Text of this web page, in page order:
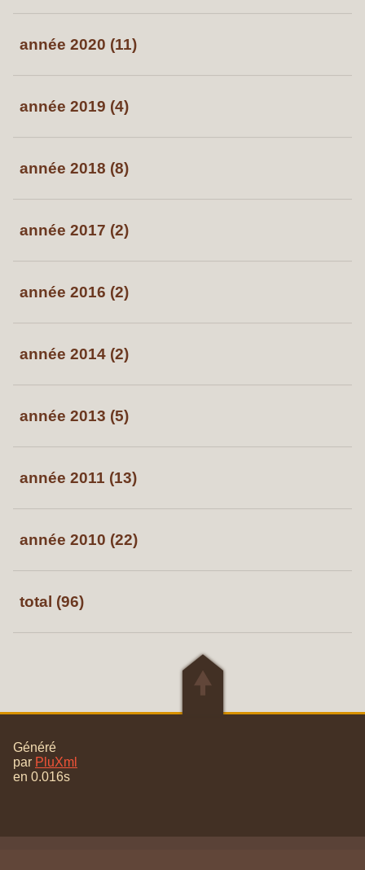
année 2020 (11)
année 2019 (4)
année 2018 (8)
année 2017 (2)
année 2016 (2)
année 2014 (2)
année 2013 (5)
année 2011 (13)
année 2010 (22)
total (96)
Généré
par PluXml
en 0.016s
🠝